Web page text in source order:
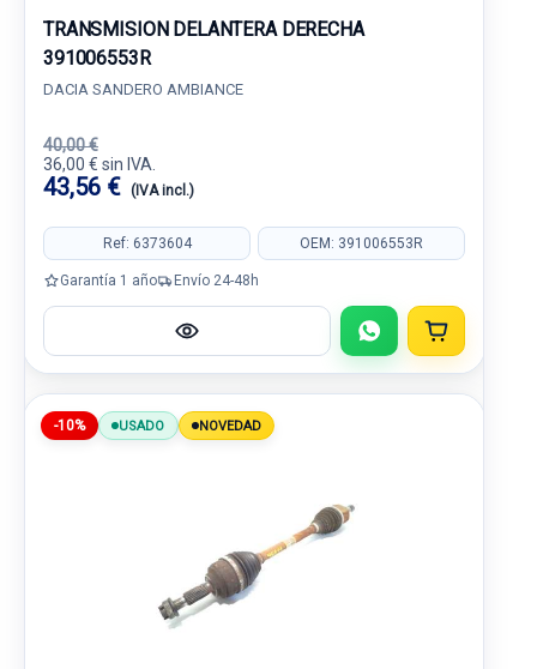
TRANSMISION DELANTERA DERECHA
391006553R
DACIA SANDERO AMBIANCE
40,00 €
36,00 € sin IVA.
43,56 € (IVA incl.)
Ref: 6373604 OEM: 391006553R
Garantía 1 año Envío 24-48h
-10% USADO NOVEDAD